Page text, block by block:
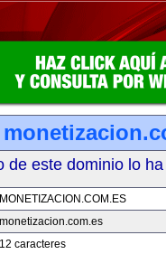
de este dominio lo
MONETIZACION.COM.ES
monetizacion.com.es
12 caracteres